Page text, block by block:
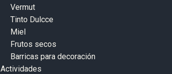
Vermut
Tinto Dulcce
Miel
Frutos secos
Barricas para decoración
Actividades